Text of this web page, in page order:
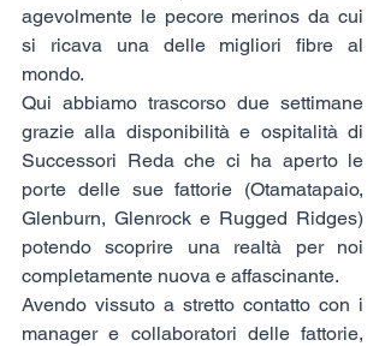
agevolmente le pecore merinos da cui
si ricava una delle migliori fibre al
mondo.
Qui abbiamo trascorso due settimane
grazie alla disponibilità e ospitalità di
Successori Reda che ci ha aperto le
porte delle sue fattorie (Otamatapaio,
Glenburn, Glenrock e Rugged Ridges)
potendo scoprire una realtà per noi
completamente nuova e affascinante.
Avendo vissuto a stretto contatto con i
manager e collaboratori delle fattorie,